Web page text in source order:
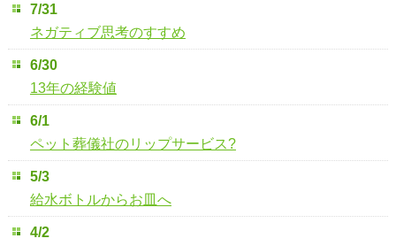
7/31
ネガティブ思考のすすめ
6/30
13年の経験値
6/1
ペット葬儀社のリップサービス?
5/3
給水ボトルからお皿へ
4/2